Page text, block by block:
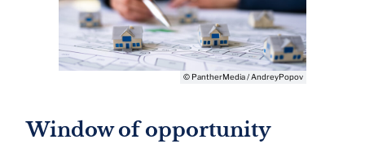
© PantherMedia / AndreyPopov
Window of opportunity